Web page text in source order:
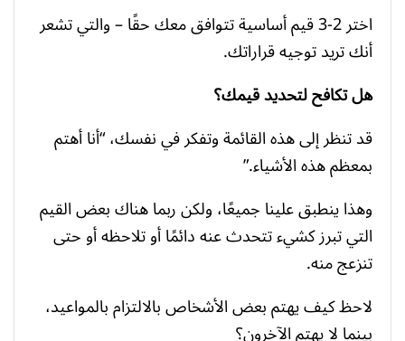
اختر 2-3 قيم أساسية تتوافق معك حقًا – والتي تشعر
أنك تريد توجيه قراراتك.
هل تكافح لتحديد قيمك؟
قد تنظر إلى هذه القائمة وتفكر في نفسك، “أنا أهتم
بمعظم هذه الأشياء.”
وهذا ينطبق علينا جميعًا، ولكن ربما هناك بعض القيم
التي تبرز كشيء تتحدث عنه دائمًا أو تلاحظه أو حتى
تنزعج منه.
لاحظ كيف يهتم بعض الأشخاص بالالتزام بالمواعيد،
بينما لا يهتم الآخرون؟